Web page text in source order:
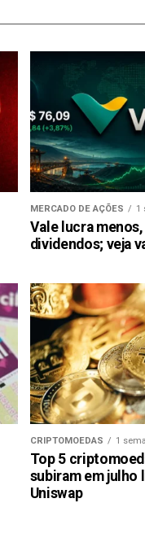
MERCADO DE AÇÕES 1
Vale lucra
dividendos; veja
CRIPTOMOEDAS 1
Top 5
subiram em julho
Uniswap